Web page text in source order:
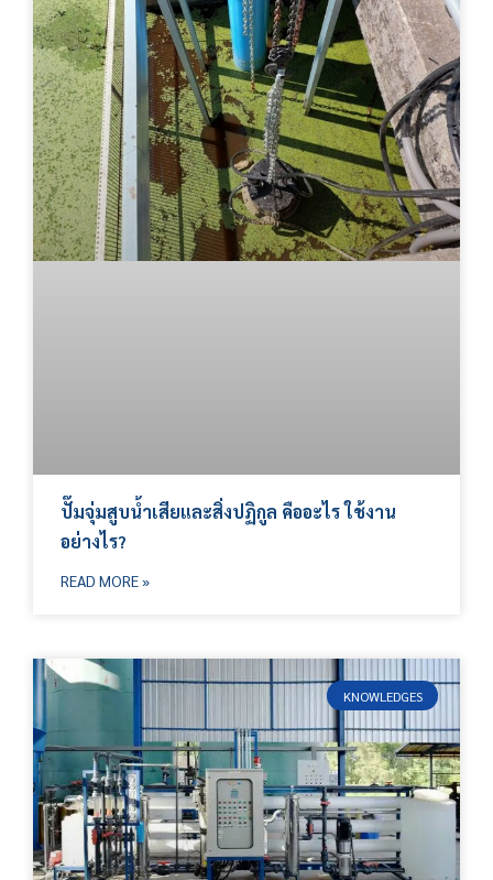
ปั๊มจุ่มสูบน้ำเสียและสิ่งปฏิกูล คืออะไร ใช้งาน
อย่างไร?
READ MORE »
KNOWLEDGES